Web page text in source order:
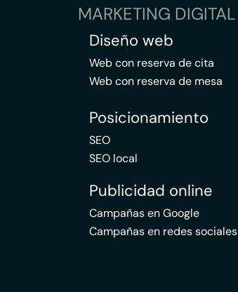
MARKETING DIGITAL
Diseño web
Web con reserva de cita
Web con reserva de mesa
Posicionamiento
SEO
SEO local
Publicidad online
Campañas en Google
Campañas en redes sociales